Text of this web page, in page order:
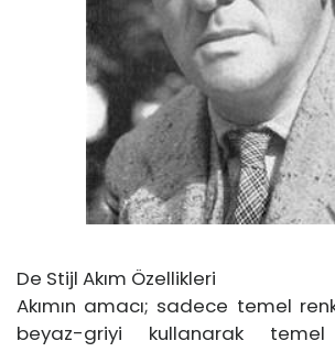
De Stijl Akım Özellikleri
Akımın amacı; sadece temel
beyaz-griyi kullanarak temel